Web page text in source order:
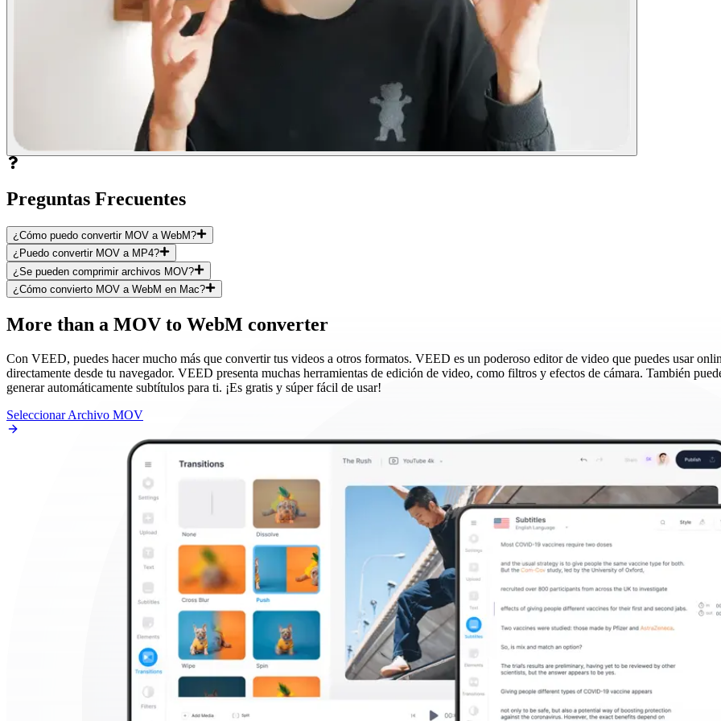
Preguntas Frecuentes
¿Cómo puedo convertir MOV a WebM?
¿Puedo convertir MOV a MP4?
¿Se pueden comprimir archivos MOV?
¿Cómo convierto MOV a WebM en Mac?
More than a MOV to WebM converter
Con VEED, puedes hacer mucho más que convertir tus videos a otros formatos. VEED es un poderoso editor de video que puedes usar
directamente desde tu navegador. VEED presenta muchas herramientas de edición de video, como filtros y efectos de cámara. También
generar automáticamente subtítulos para ti. ¡Es gratis y súper fácil de usar!
Seleccionar Archivo MOV